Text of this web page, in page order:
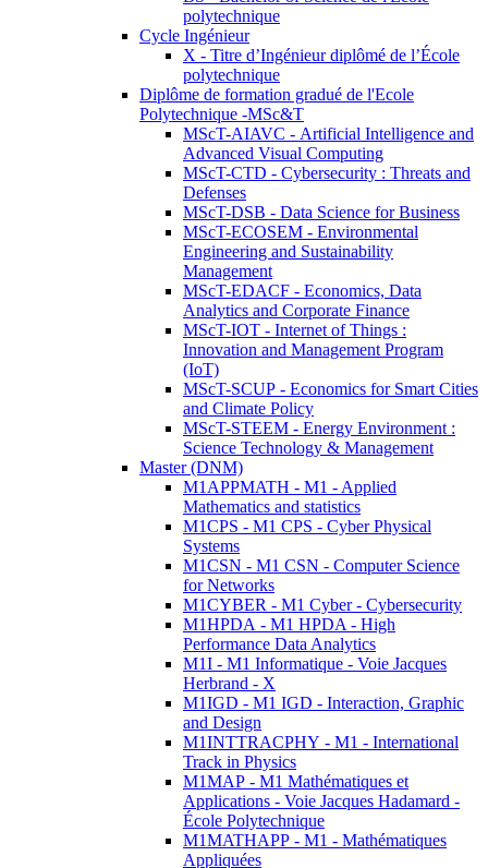
polytechnique
Cycle Ingénieur
X - Titre d’Ingénieur diplômé de l’École
polytechnique
Diplôme de formation gradué de l'Ecole
Polytechnique -MSc&T
MScT-AIAVC - Artificial Intelligence and
Advanced Visual Computing
MScT-CTD - Cybersecurity : Threats and
Defenses
MScT-DSB - Data Science for Business
MScT-ECOSEM - Environmental
Engineering and Sustainability
Management
MScT-EDACF - Economics, Data
Analytics and Corporate Finance
MScT-IOT - Internet of Things :
Innovation and Management Program
(IoT)
MScT-SCUP - Economics for Smart Cities
and Climate Policy
MScT-STEEM - Energy Environment :
Science Technology & Management
Master (DNM)
M1APPMATH - M1 - Applied
Mathematics and statistics
M1CPS - M1 CPS - Cyber Physical
Systems
M1CSN - M1 CSN - Computer Science
for Networks
M1CYBER - M1 Cyber - Cybersecurity
M1HPDA - M1 HPDA - High
Performance Data Analytics
M1I - M1 Informatique - Voie Jacques
Herbrand - X
M1IGD - M1 IGD - Interaction, Graphic
and Design
M1INTTRACPHY - M1 - International
Track in Physics
M1MAP - M1 Mathématiques et
Applications - Voie Jacques Hadamard -
École Polytechnique
M1MATHAPP - M1 - Mathématiques
Appliquées